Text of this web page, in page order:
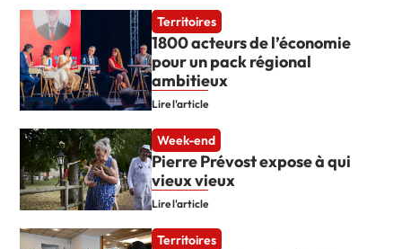
Territoires
1800 acteurs de l’économie
pour un pack régional
ambitieux
Lire l'article
Week-end
Pierre Prévost expose à qui
vieux vieux
Lire l'article
Territoires